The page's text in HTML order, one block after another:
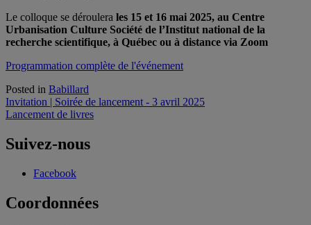
Le colloque se déroulera les 15 et 16 mai 2025, au Centre
Urbanisation Culture Société de l’Institut national de la
recherche scientifique, à Québec ou à distance via Zoom
Programmation complète de l'événement
Posted in Babillard
Navigation
de
l'article
Invitation | Soirée de lancement - 3 avril 2025
Lancement de livres
Suivez-nous
Facebook
Coordonnées